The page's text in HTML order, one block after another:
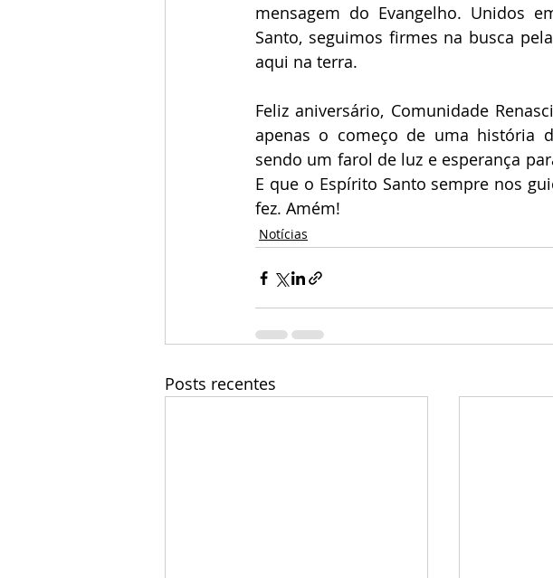
mensagem do Evangelho. Unidos
Santo, seguimos firmes na busca
aqui na terra.
Feliz aniversário, Comunidade
apenas o começo de uma história
sendo um farol de luz e esperança
E que o Espírito Santo sempre nos
fez. Amém!
Notícias
Posts recentes